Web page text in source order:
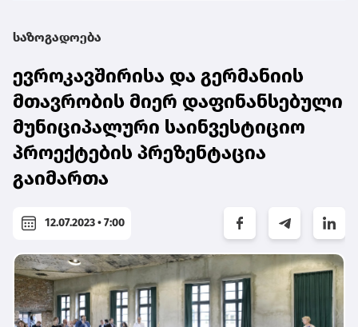
საზოგადოება
ევროკავშირისა და გერმანიის
მთავრობის მიერ დაფინანსებული
მუნიციპალური საინვესტიციო
პროექტების პრეზენტაცია
გაიმართა
12.07.2023 • 7:00